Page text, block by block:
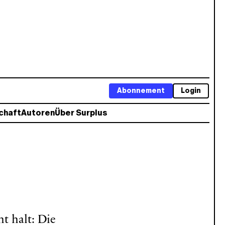
Login
Abonnement
AutorenÜber Surplus
halt: Die